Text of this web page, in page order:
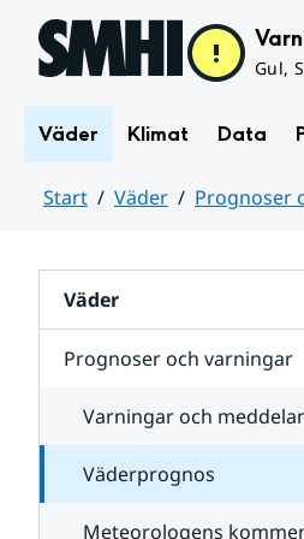
Hoppa till sidans innehåll
Gul,
Väder Klimat Data
Start Väder Prognoser
Väder
Prognoser och varningar
Varningar och
Väderprognos
Meteorologens